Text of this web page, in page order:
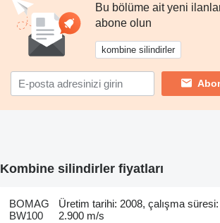
Bu bölüme ait yeni
abone olun
kombine silindirler
Kombine silindirler fiyatları
BOMAG
BW100
Üretim tarihi: 2008, çalışma süresi:
2.900 m/s